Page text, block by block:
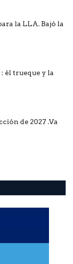
la LLA. Bajó la
él trueque y la
de 2027 .Va